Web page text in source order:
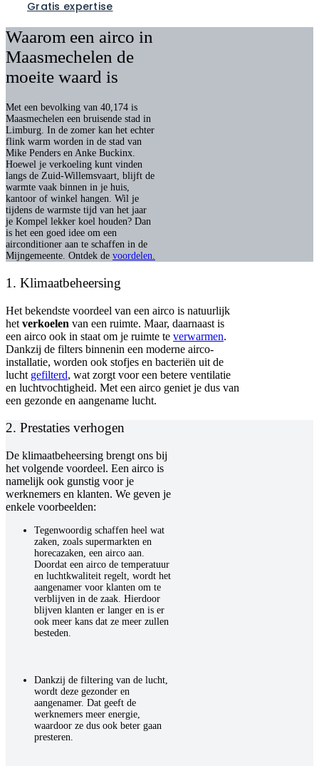
Gratis expertise
Waarom een airco in
Maasmechelen de
moeite waard is
Met een bevolking van 40,174 is
Maasmechelen een bruisende stad in
Limburg. In de zomer kan het echter
flink warm worden in de stad van
Mike Penders en Anke Buckinx.
Hoewel je verkoeling kunt vinden
langs de Zuid-Willemsvaart, blijft de
warmte vaak binnen in je huis,
kantoor of winkel hangen. Wil je
tijdens de warmste tijd van het jaar
je Kompel lekker koel houden? Dan
is het een goed idee om een
airconditioner aan te schaffen in de
Mijngemeente. Ontdek de voordelen.
1. Klimaatbeheersing
Het bekendste voordeel van een airco is natuurlijk
het verkoelen van een ruimte. Maar, daarnaast is
een airco ook in staat om je ruimte te verwarmen.
Dankzij de filters binnenin een moderne airco-
installatie, worden ook stofjes en bacteriën uit de
lucht gefilterd, wat zorgt voor een betere ventilatie
en luchtvochtigheid. Met een airco geniet je dus van
een gezonde en aangename lucht.
2. Prestaties verhogen
De klimaatbeheersing brengt ons bij
het volgende voordeel. Een airco is
namelijk ook gunstig voor je
werknemers en klanten. We geven je
enkele voorbeelden:
Tegenwoordig schaffen heel wat
zaken, zoals supermarkten en
horecazaken, een airco aan.
Doordat een airco de temperatuur
en luchtkwaliteit regelt, wordt het
aangenamer voor klanten om te
verblijven in de zaak. Hierdoor
blijven klanten er langer en is er
ook meer kans dat ze meer zullen
besteden.
Dankzij de filtering van de lucht,
wordt deze gezonder en
aangenamer. Dat geeft de
werknemers meer energie,
waardoor ze dus ook beter gaan
presteren.